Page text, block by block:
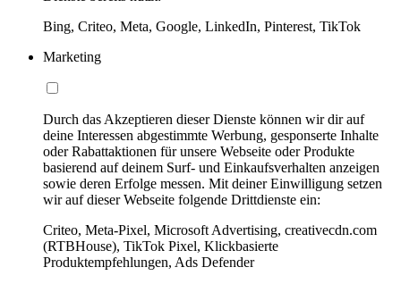
Bing, Criteo, Meta, Google, LinkedIn, Pinterest, TikTok
Marketing
Durch das Akzeptieren dieser Dienste können wir dir auf
deine Interessen abgestimmte Werbung, gesponserte Inhalte
oder Rabattaktionen für unsere Webseite oder Produkte
basierend auf deinem Surf- und Einkaufsverhalten anzeigen
sowie deren Erfolge messen. Mit deiner Einwilligung setzen
wir auf dieser Webseite folgende Drittdienste ein:
Criteo, Meta-Pixel, Microsoft Advertising, creativecdn.com
(RTBHouse), TikTok Pixel, Klickbasierte
Produktempfehlungen, Ads Defender